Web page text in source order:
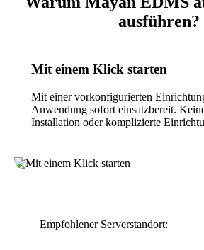
ausführen?
Mit einem Klick starten
Mit einer vorkonfigurierten
Anwendung sofort einsatzbereit.
Installation oder komplizierte
Empfohlener Serverstandort: